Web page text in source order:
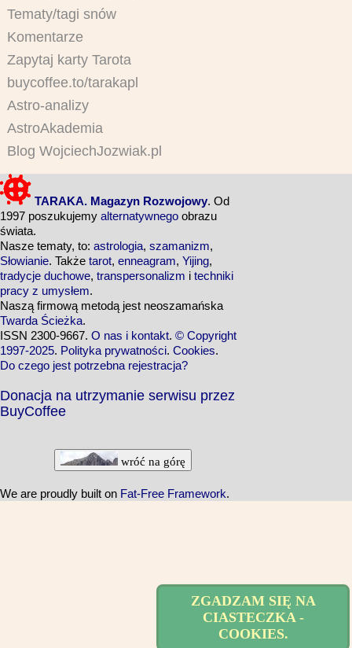
ZGADZAM SIĘ NA
CIASTECZKA -
COOKIES.
Tematy/tagi snów
Komentarze
Zapytaj karty Tarota
buycoffee.to/tarakapl
Astro-analizy
AstroAkademia
Blog WojciechJozwiak.pl
TARAKA. Magazyn Rozwojowy. Od
1997 poszukujemy alternatywnego obrazu
świata.
Nasze tematy, to: astrologia, szamanizm,
Słowianie. Także tarot, enneagram, Yijing,
tradycje duchowe, transpersonalizm i techniki
pracy z umysłem.
Naszą firmową metodą jest neoszamańska
Twarda Ścieżka.
ISSN 2300-9667. O nas i kontakt. © Copyright
1997-2025. Polityka prywatności. Cookies.
Do czego jest potrzebna rejestracja?
Donacja na utrzymanie serwisu przez
BuyCoffee
wróć na górę
We are proudly built on Fat-Free Framework.